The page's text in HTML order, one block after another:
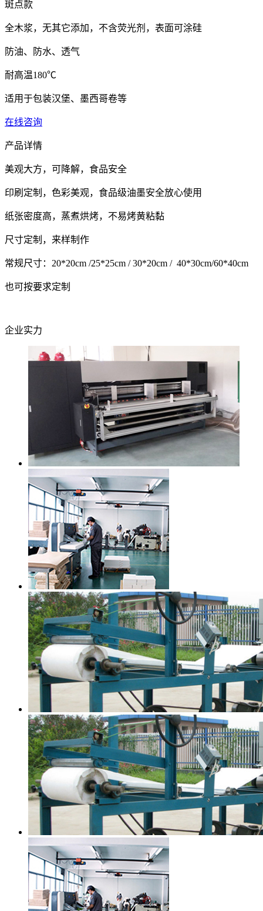
斑点款
全木浆，无其它添加，不含荧光剂，表面可涂硅
防油、防水、透气
耐高温180℃
适用于包装汉堡、墨西哥卷等
在线咨询
产品详情
美观大方，可降解，食品安全
印刷定制，色彩美观，食品级油墨安全放心使用
纸张密度高，蒸煮烘烤，不易烤黄粘黏
尺寸定制，来样制作
常规尺寸：20*20cm /25*25cm / 30*20cm / 40*30cm/60*40cm
也可按要求定制
企业实力